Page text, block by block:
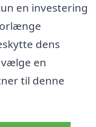
en investering
dens
en
til denne